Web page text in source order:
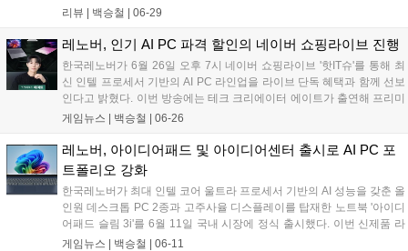
버 리전 7i'는 인텔의 최신 코어 울트라 프로세서와 엔비디아 지포
륭한 사양도 돋보이지만, 게이밍 노트북에서 선택지가 좁은 편인
리뷰 | 백승철 | 06-29
레노버, 인기 AI PC 파격 할인의 네이버 쇼핑라이브 진행
한국레노버가 6월 26일 오후 7시 네이버 쇼핑라이브 '핫IT슈'를 통해 최
신 인텔 프로세서 기반의 AI PC 라인업을 라이브 단독 혜택과 함께 선보
인다고 밝혔다. 이번 방송에는 테크 크리에이터 에이트가 출연해 프리미
엄 AI 노트북 '요가 슬림 7i 울트라 아우라 에디션'을 비롯한 신제품들을
게임뉴스 | 백승철 | 06-26
레노버, 아이디어패드 및 아이디어센터 출시로 AI PC 포
트폴리오 강화
한국레노버가 최대 인텔 코어 울트라 프로세서 기반의 AI 성능을 갖춘 올
인원 데스크톱 PC 2종과 고주사율 디스플레이를 탑재한 노트북 '아이디
어패드 슬림 3i'를 6월 11일 국내 시장에 정식 출시했다. 이번 신제품 라
인업은 인텔의 최신 프로세서와 향상된 내장 그래픽을 통해 일상적인 업
게임뉴스 | 백승철 | 06-11